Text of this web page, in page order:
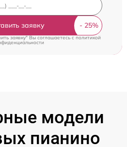
заявку
заявку" Вы соглашаетесь cполитикой
модели
пианино